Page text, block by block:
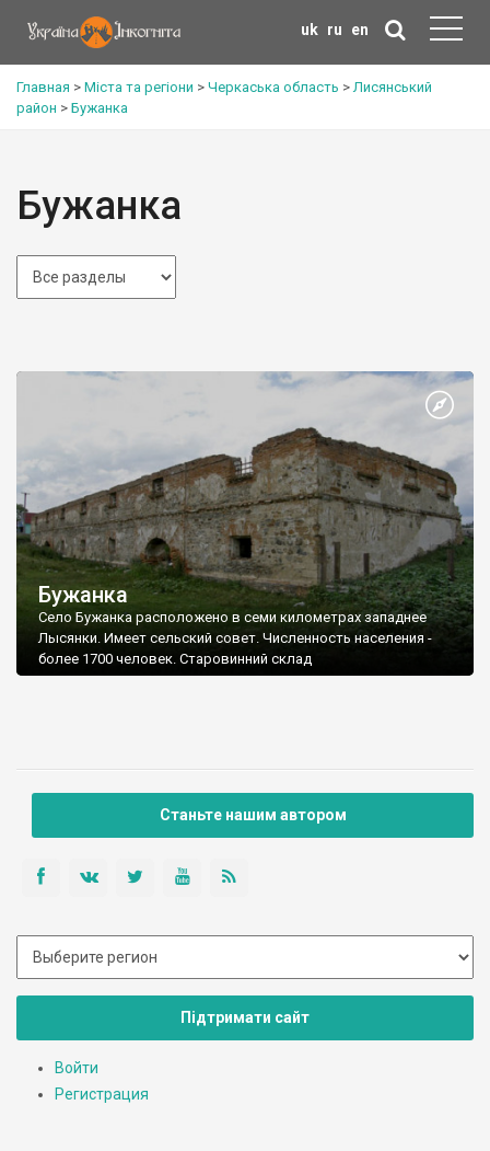
uk ru en
Главная > Міста та регіони > Черкаська область >Лисянський
район > Бужанка
Бужанка
Бужанка
Cело Бужанка расположено в семи километрах западнее
Лысянки. Имеет сельский совет. Численность населения -
более 1700 человек. Старовинний склад
Станьте нашим автором
Підтримати сайт
Войти
Регистрация